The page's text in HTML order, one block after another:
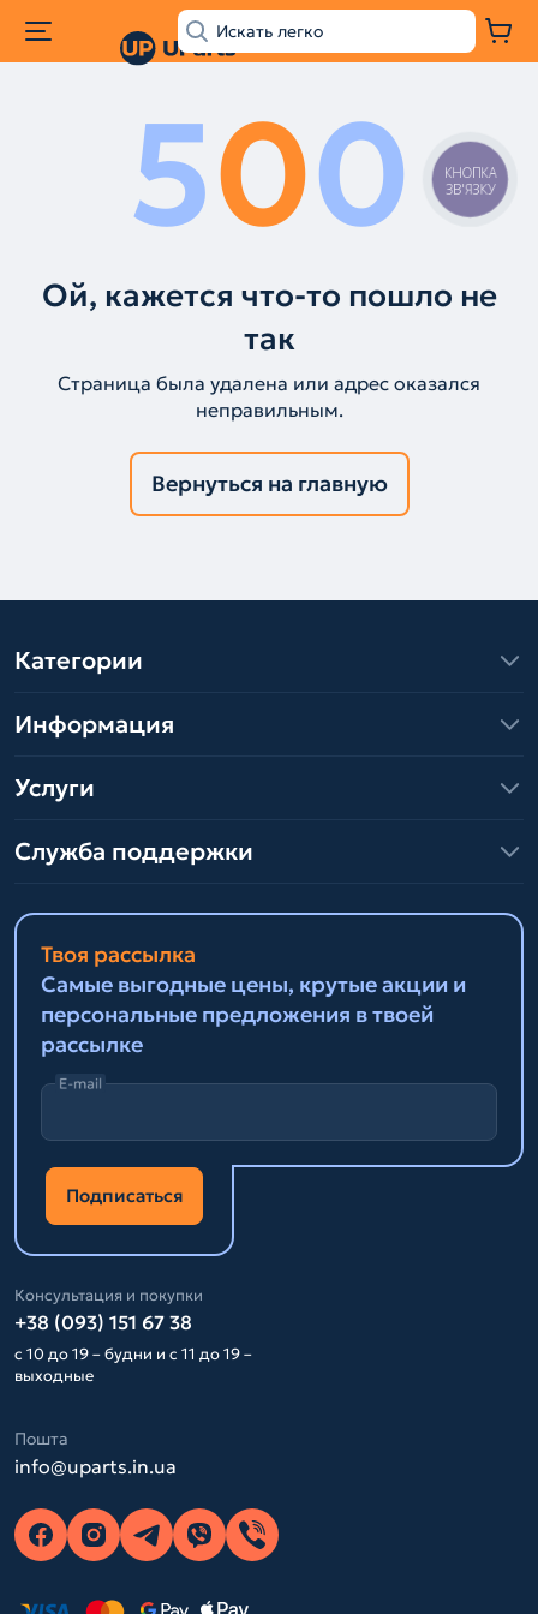
500
Ой, кажется что-то пошло не
так
Страница была удалена или адрес оказался
неправильным.
Вернуться на главную
Категории
Информация
Услуги
Служба поддержки
Твоя рассылка
Самые выгодные цены, крутые акции и
персональные предложения в твоей
рассылке
E-mail
Подписаться
Консультация и покупки
+38 (093) 151 67 38
с 10 до 19 – будни и с 11 до 19 –
выходные
Пошта
info@uparts.in.ua
КНОПКА
ЗВ'ЯЗКУ